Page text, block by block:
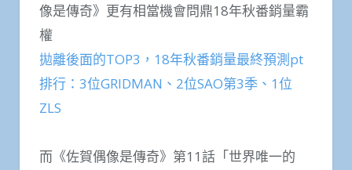
像是傳奇》更有相當機會問鼎18年秋番銷量霸
權
拋離後面的TOP3，18年秋番銷量最終預測pt
排行：3位GRIDMAN、2位SAO第3季、1位
ZLS
而《佐賀偶像是傳奇》第11話「世界唯一的